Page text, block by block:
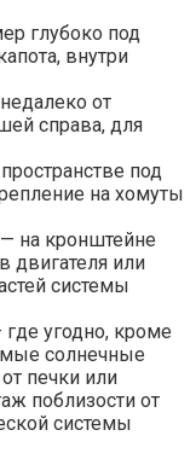
глубоко под
внутри
от
справа, для
под
на хомуты
на кронштейне
двигателя или
системы
угодно, кроме
солнечные
печки или
поблизости от
системы